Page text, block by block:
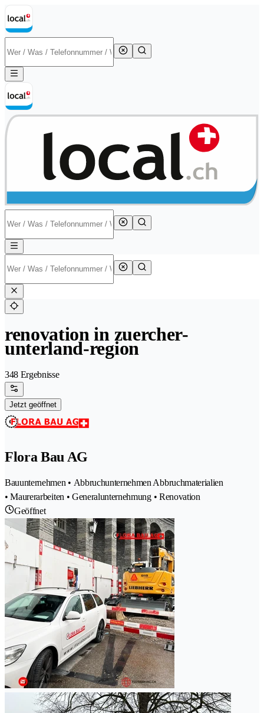
renovation in zuercher-
unterland-region
348 Ergebnisse
Jetzt geöffnet
Flora Bau AG
Bauunternehmen • Abbruchunternehmen Abbruchmaterialien
• Maurerarbeiten • Generalunternehmung • Renovation
Geöffnet